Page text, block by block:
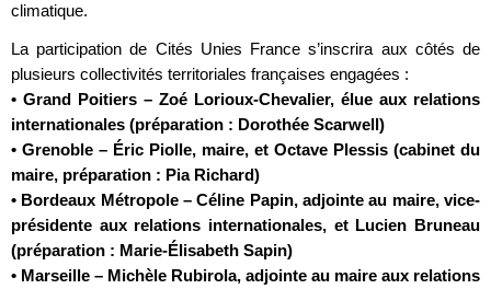
climatique.
La participation de Cités Unies France s’inscrira aux côtés de
plusieurs collectivités territoriales françaises engagées :
• Grand Poitiers – Zoé Lorioux-Chevalier, élue aux relations
internationales (préparation : Dorothée Scarwell)
• Grenoble – Éric Piolle, maire, et Octave Plessis (cabinet du
maire, préparation : Pia Richard)
• Bordeaux Métropole – Céline Papin, adjointe au maire, vice-
présidente aux relations internationales, et Lucien Bruneau
(préparation : Marie-Élisabeth Sapin)
• Marseille – Michèle Rubirola, adjointe au maire aux relations